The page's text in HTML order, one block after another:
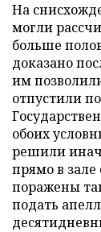
На
могли
больше
доказано
им
отпустили
обоих
решили
прямо в
поражены
подать